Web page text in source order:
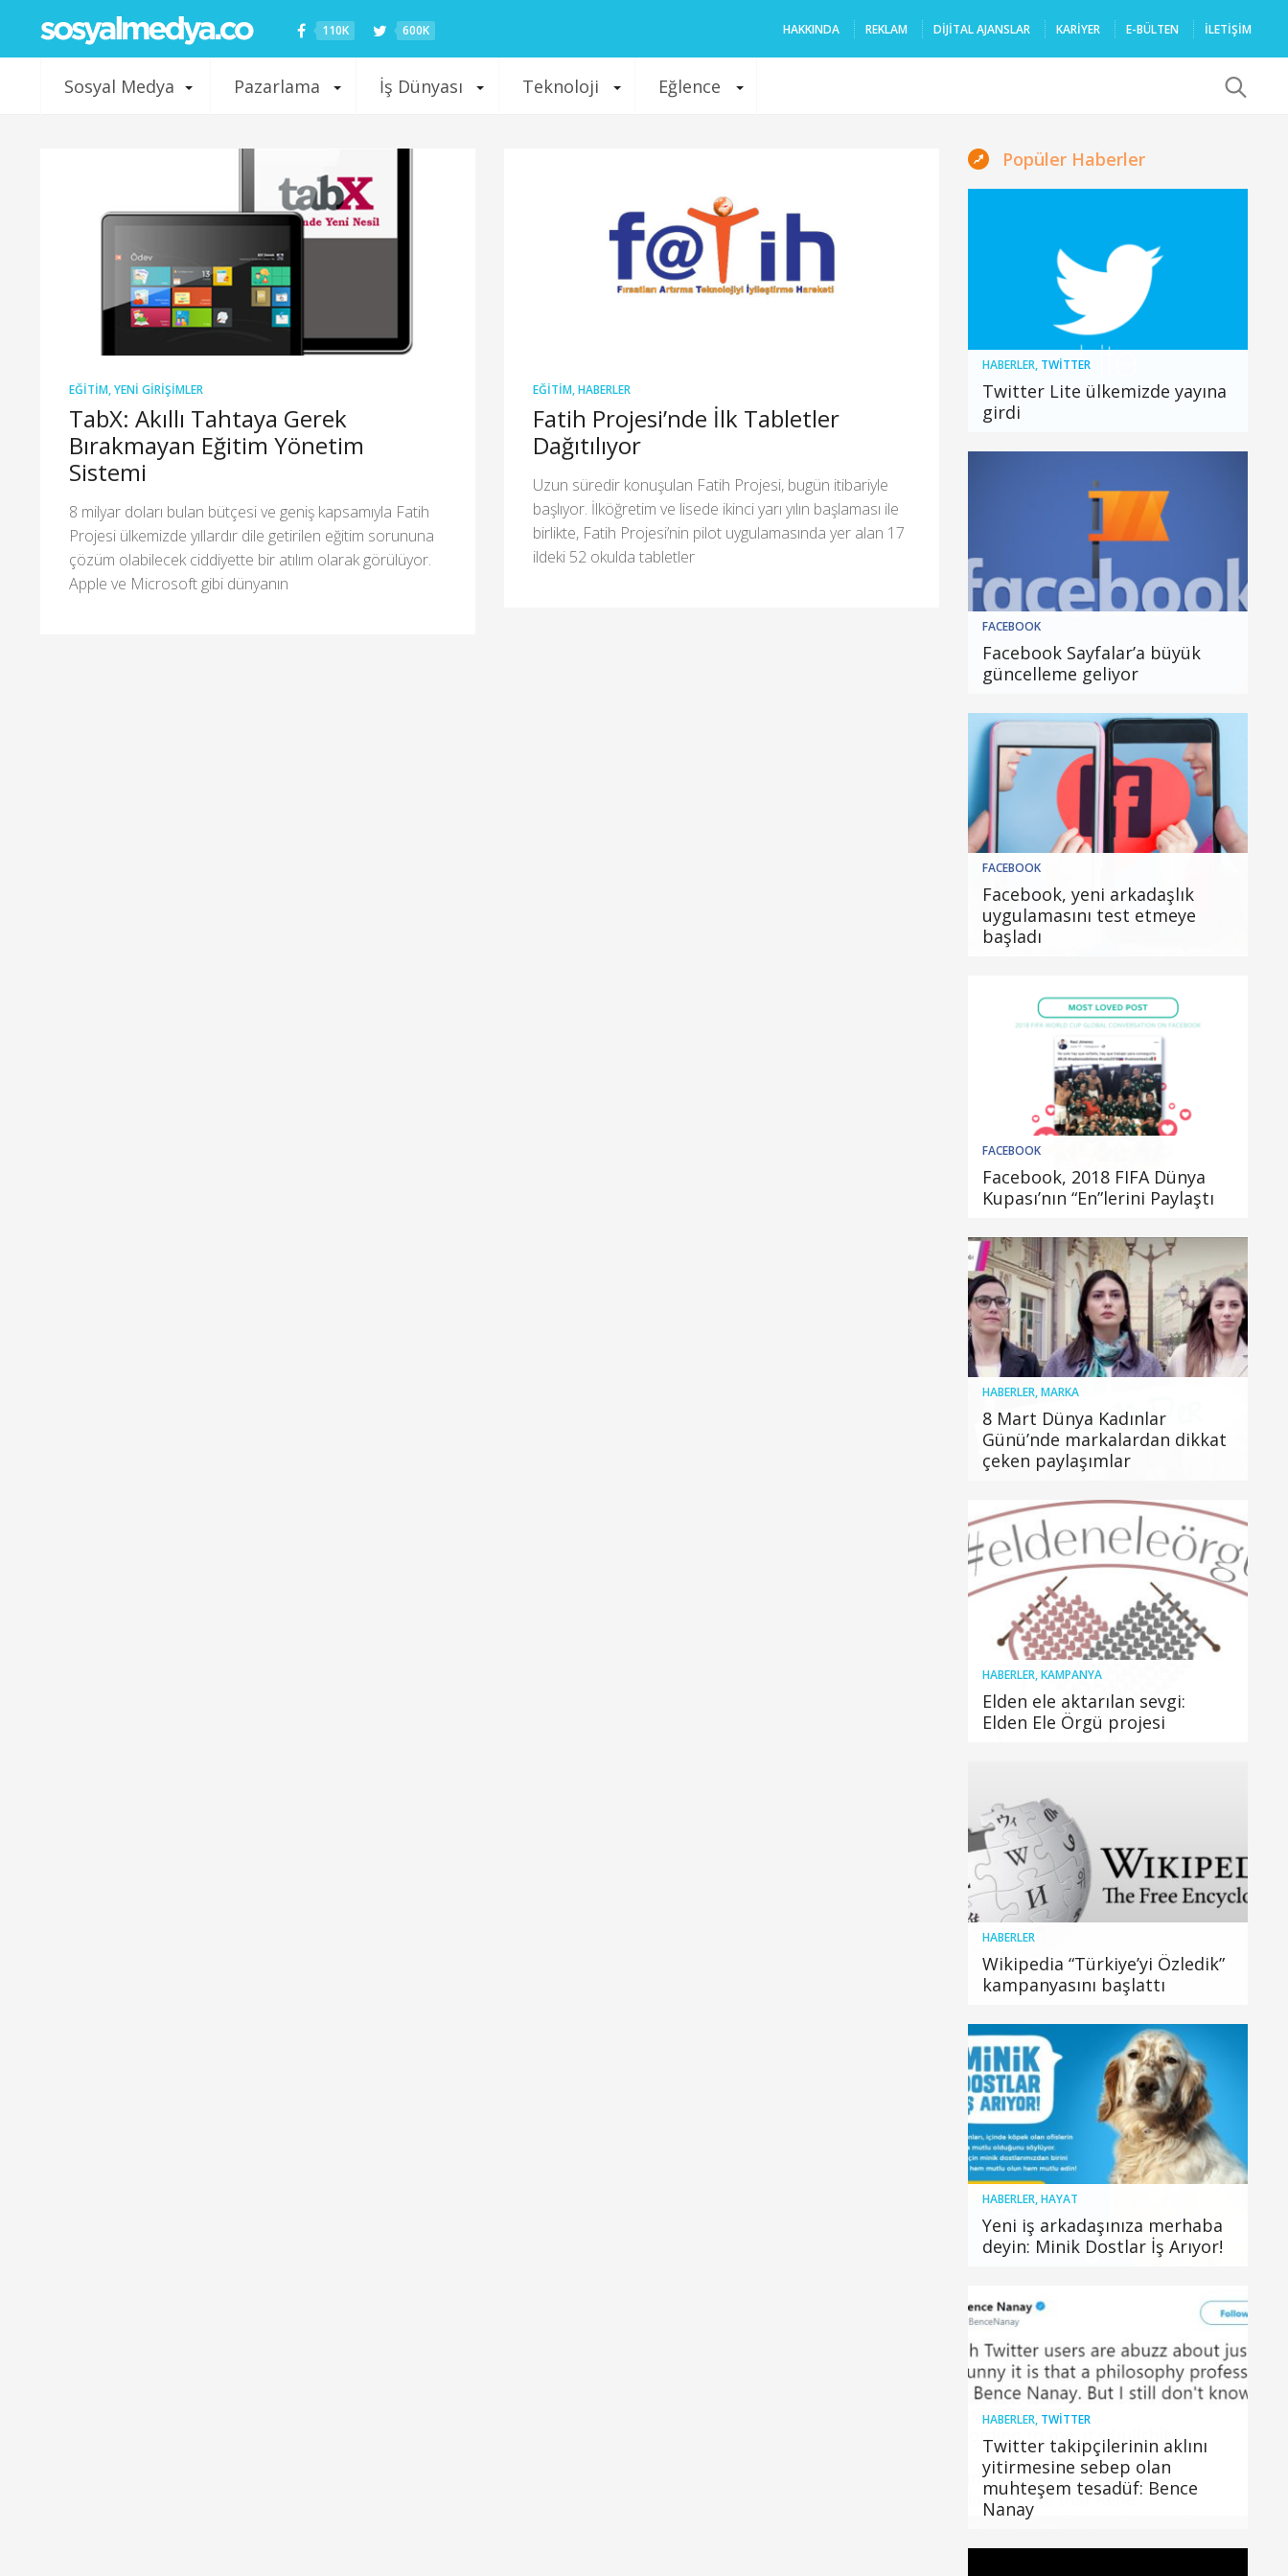
110K 600K HAKKINDA REKLAM DIJITAL AJANSLAR KARIYER E-BÜLTEN İLETİŞİM
Sosyal Medya Pazarlama İş Dünyası Teknoloji Eğlence
EĞITIM,YENI GIRIŞIMLER
TabX: Akıllı Tahtaya Gerek
Bırakmayan Eğitim Yönetim
Sistemi
8 milyar doları bulan bütçesi ve geniş kapsamıyla Fatih
Projesi ülkemizde yıllardır dile getirilen eğitim sorununa
çözüm olabilecek ciddiyette bir atılım olarak görülüyor.
Apple ve Microsoft gibi dünyanın
EĞITIM,HABERLER
Fatih Projesi’nde İlk Tabletler
Dağıtılıyor
Uzun süredir konuşulan Fatih Projesi, bugün itibariyle
başlıyor. İlköğretim ve lisede ikinci yarı yılın başlaması ile
birlikte, Fatih Projesi’nin pilot uygulamasında yer alan 17
ildeki 52 okulda tabletler
Popüler Haberler
HABERLER, TWITTER
Twitter Lite ülkemizde yayına
girdi
FACEBOOK
Facebook Sayfalar’a büyük
güncelleme geliyor
FACEBOOK
Facebook, yeni arkadaşlık
uygulamasını test etmeye
başladı
FACEBOOK
Facebook, 2018 FIFA Dünya
Kupası’nın “En”lerini Paylaştı
HABERLER,MARKA
8 Mart Dünya Kadınlar
Günü’nde markalardan dikkat
çeken paylaşımlar
HABERLER,KAMPANYA
Elden ele aktarılan sevgi:
Elden Ele Örgü projesi
HABERLER
Wikipedia “Türkiye’yi Özledik”
kampanyasını başlattı
HABERLER,HAYAT
Yeni iş arkadaşınıza merhaba
deyin: Minik Dostlar İş Arıyor!
HABERLER, TWITTER
Twitter takipçilerinin aklını
yitirmesine sebep olan
muhteşem tesadüf: Bence
Nanay